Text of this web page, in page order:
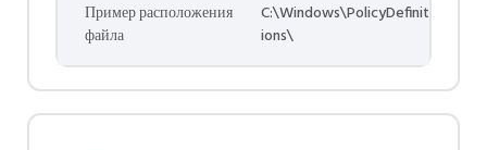
Пример расположения
файла
C:\Windows\PolicyDefinit
ions\